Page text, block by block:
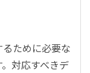
ために必要な
対応すべきデ